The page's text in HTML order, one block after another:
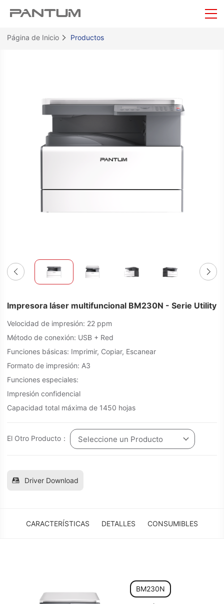
Página de Inicio Productos
Impresora láser multifuncional BM230N - Serie Utility
Velocidad de impresión: 22 ppm
Método de conexión: USB + Red
Funciones básicas: Imprimir, Copiar, Escanear
Formato de impresión: A3
Funciones especiales:
Impresión confidencial
Capacidad total máxima de 1450 hojas
El Otro Producto： Seleccione un Producto
Driver Download
CARACTERÍSTICAS DETALLES CONSUMIBLES
BM230N